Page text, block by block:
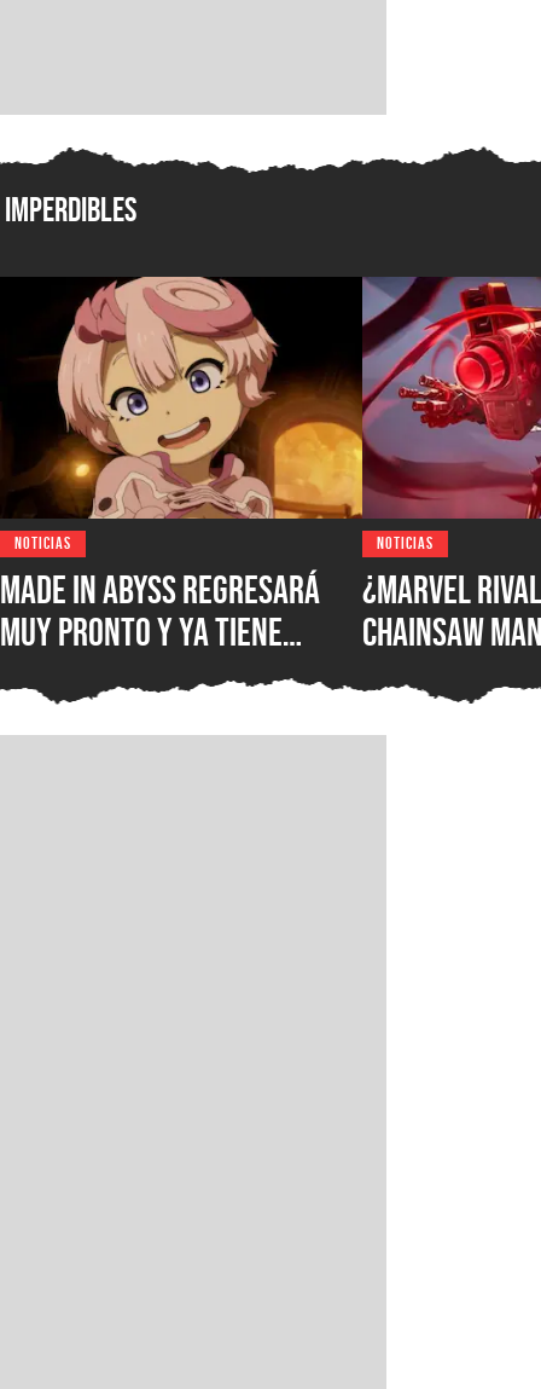
Imperdibles
NOTICIAS
Made in Abyss regresará
muy pronto y ya tiene
ventana de estreno, la
nueva película llegará a
NOTICIAS
¿Marvel
Chainsaw
comparan a
Demonio